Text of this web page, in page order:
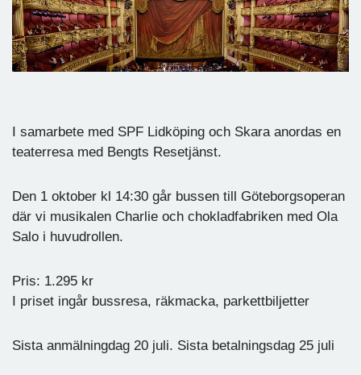
I samarbete med SPF Lidköping och Skara anordas en
teaterresa med Bengts Resetjänst.
Den 1 oktober kl 14:30 går bussen till Göteborgsoperan
där vi musikalen Charlie och chokladfabriken med Ola
Salo i huvudrollen.
Pris: 1.295 kr
I priset ingår bussresa, räkmacka, parkettbiljetter
Sista anmälningdag 20 juli. Sista betalningsdag 25 juli